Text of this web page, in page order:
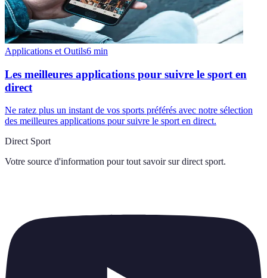
Applications et Outils6 min
Les meilleures applications pour suivre le sport en
direct
Ne ratez plus un instant de vos sports préférés avec notre sélection
des meilleures applications pour suivre le sport en direct.
Direct Sport
Votre source d'information pour tout savoir sur direct sport.